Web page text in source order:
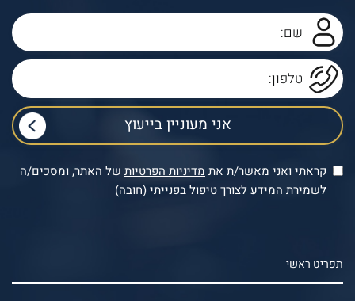
קראתי ואני מאשר/ת את מדיניות הפרטיות של האתר, ומסכים/ה
לשמירת המידע לצורך טיפול בפנייתי (חובה)
תפריט ראשי